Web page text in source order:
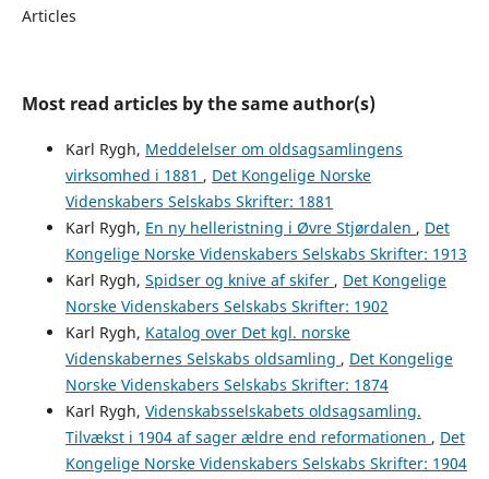
Articles
Most read articles by the same author(s)
Karl Rygh, Meddelelser om oldsagsamlingens
virksomhed i 1881 , Det Kongelige Norske
Videnskabers Selskabs Skrifter: 1881
Karl Rygh, En ny helleristning i Øvre Stjørdalen , Det
Kongelige Norske Videnskabers Selskabs Skrifter: 1913
Karl Rygh, Spidser og knive af skifer , Det Kongelige
Norske Videnskabers Selskabs Skrifter: 1902
Karl Rygh, Katalog over Det kgl. norske
Videnskabernes Selskabs oldsamling , Det Kongelige
Norske Videnskabers Selskabs Skrifter: 1874
Karl Rygh, Videnskabsselskabets oldsagsamling.
Tilvækst i 1904 af sager ældre end reformationen , Det
Kongelige Norske Videnskabers Selskabs Skrifter: 1904